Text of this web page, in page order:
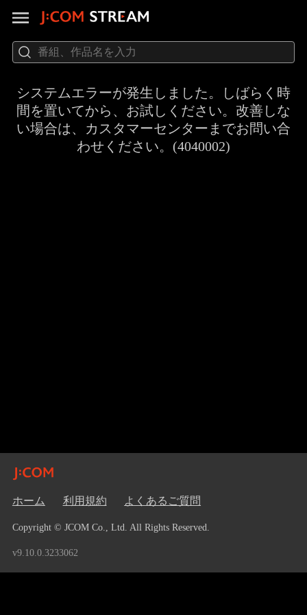
システムエラーが発生しました。しばらく時
間を置いてから、お試しください。改善しな
い場合は、カスタマーセンターまでお問い合
わせください。(4040002)
ホーム 利用規約 よくあるご質問
Copyright © JCOM Co., Ltd. All Rights Reserved.
v9.10.0.3233062